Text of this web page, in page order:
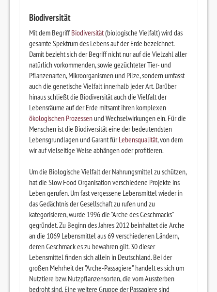
Biodiversität
Mit dem BegriffBiodiversität(biologische Vielfalt) wird das
gesamte Spektrum des Lebens auf der Erde bezeichnet.
Damit bezieht sich der Begriff nicht nur auf die Vielzahl aller
natürlich vorkommenden, sowie gezüchteter Tier- und
Pflanzenarten, Mikroorganismen und Pilze, sondern umfasst
auch die genetische Vielfalt innerhalb jeder Art. Darüber
hinaus schließt die Biodiversität auch die Vielfalt der
Lebensräume auf der Erde mitsamt ihren komplexen
ökologischen Prozessenund Wechselwirkungen ein. Für die
Menschen ist die Biodiversität eine der bedeutendsten
Lebensgrundlagen und Garant fürLebensqualität, von dem
wir auf vielseitige Weise abhängen oder profitieren.
Um die Biologische Vielfalt der Nahrungsmittel zu schützen,
hat die Slow Food Organisation verschiedene Projekte ins
Leben gerufen. Um fast vergessene Lebensmittel wieder in
das Gedächtnis der Gesellschaft zu rufen und zu
kategorisieren, wurde 1996 die "Arche des Geschmacks"
gegründet. Zu Beginn des Jahres 2012 beinhaltet die Arche
an die 1069 Lebensmittel aus 69 verschiedenen Ländern,
deren Geschmack es zu bewahren gilt. 30 dieser
Lebensmittel finden sich allein in Deutschland. Bei der
großen Mehrheit der "Arche-Passagiere" handelt es sich um
Nutztiere bzw. Nutzpflanzensorten, die vom Aussterben
bedroht sind. Eine weitere Gruppe der Passagiere sind